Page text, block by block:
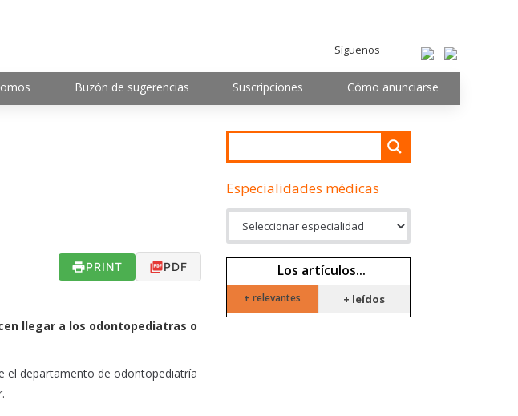
Síguenos
Buzón de sugerencias Suscripciones Cómo anunciarse
PRINT PDF
llegar a los odontopediatras o
el departamento de odontopediatría
Especialidades médicas
Los artículos...
+ relevantes + leídos